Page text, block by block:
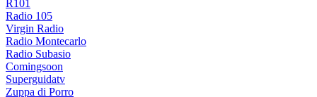
R101
Radio 105
Virgin Radio
Radio Montecarlo
Radio Subasio
Comingsoon
Superguidatv
Zuppa di Porro